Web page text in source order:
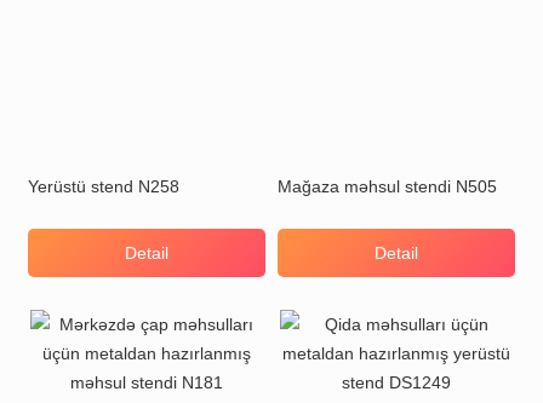
Yerüstü stend N258
Detail
Mağaza məhsul stendi N505
Detail